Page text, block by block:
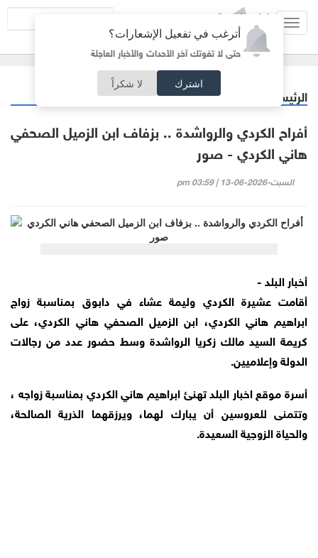
أترغب في تفعيل الإشعارات؟
حتى لا تفوتك آخر الأحداث والأخبار العاجلة
اشترك لا شكراً
الرئيسية خبر وصورة
أفراح الكردي والرواشدة .. بزفاف ابن الزميل الصحفي
هاني الكردي - صور
السبت-2026-06-13 | 03:59 pm
أخبار البلد -
أقامت عشيرة الكردي وليمة عشاء في دابوق بمناسبة زواج
ابراهيم هاني الكردي، ابن الزميل الصحفي هاني الكردي، على
كريمة السيد مالك زكريا الرواشدة وسط حضور عدد من رجالات
الدولة وإعلاميين.
أسرة موقع اخبار البلد تهنئ ابراهيم هاني الكردي بمناسبة زواجه ،
وتتمنى للعروسين أن يبارك لهما، ويرزقهما الذرية الصالحة،
والحياة الزوجية السعيدة.